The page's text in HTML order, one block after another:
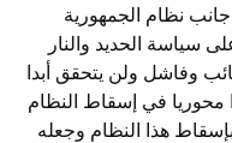
نظام الجمهورية
سياسة الحديد والنار
وفاشل ولن يتحقق أبدا
محوريا في إسقاط النظام
هذا النظام وجعله